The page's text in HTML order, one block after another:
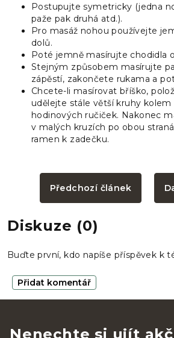
Postupujte symetricky (jedna
paže pak druhá atd.).
Pro masáž nohou používejte
dolů.
Poté jemně masírujte chodidla
Stejným způsobem masírujte
zápěstí, zakončete rukama a
Chcete-li masírovat bříško,
udělejte stále větší kruhy
hodinových ručiček. Nakonec
v malých kruzích po obou
ramen k zadečku.
Předchozí článek
Diskuze (0)
Buďte první, kdo napíše příspěvek k
Přidat komentář
Nenechte si ujít